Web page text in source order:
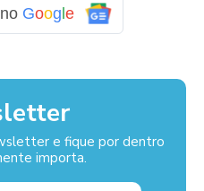
Google
e fique por dentro
importa.